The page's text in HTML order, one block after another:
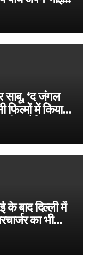
साबू, ‘द जंगल
में किया
बायोपिक
के बाद दिल्ली में
का भी